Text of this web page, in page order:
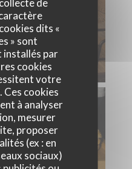
dits «
» sont
par
cookies
votre
Ces cookies
à analyser
mesurer
proposer
(ex : en
sociaux)